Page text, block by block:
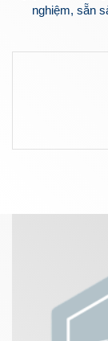
nghiệm, sẵn